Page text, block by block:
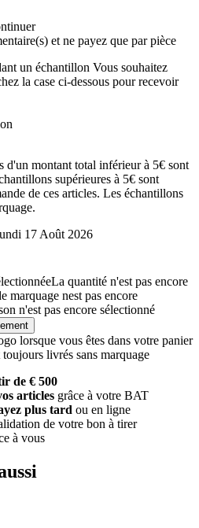
et ne payez que par pièce
un échantillon Vous souhaitez
la case ci-dessous pour recevoir
d'un montant total inférieur à 5€ sont
supérieures à 5€ sont
de ces articles. Les échantillons
17 Août 2026
La quantité n'est pas encore
marquage nest pas encore
n'est pas encore sélectionné
lorsque vous êtes dans votre panier
livrés sans marquage
de € 500
articles grâce à votre BAT
plus tard ou en ligne
de votre bon à tirer
à vous